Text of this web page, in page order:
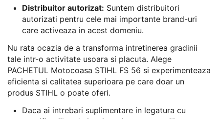
Distribuitor autorizat: Suntem distribuitori
autorizati pentru cele mai importante brand-uri
care activeaza in acest domeniu.
Nu rata ocazia de a transforma intretinerea gradinii
tale intr-o activitate usoara si placuta. Alege
PACHETUL Motocoasa STIHL FS 56 si experimenteaza
eficienta si calitatea superioara pe care doar un
produs STIHL o poate oferi.
Daca ai intrebari suplimentare in legatura cu